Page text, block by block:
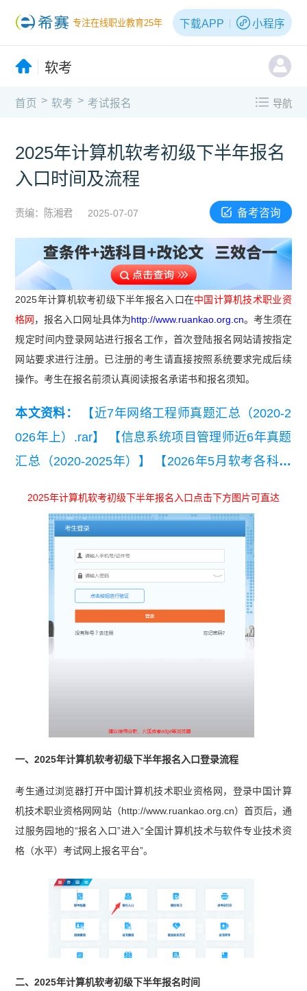
专注在线职业教育25年 下载APP 小程序
软考
首页 > 软考 > 考试报名 导航
2025年计算机软考初级下半年报名
入口时间及流程
责编：陈湘君 2025-07-07 备考咨询
2025年计算机软考初级下半年报名入口在中国计算机技术职业资
格网 ，报名入口网址具体为http://www.ruankao.org.cn。考生须在
规定时间内登录网站进行报名工作，首次登陆报名网站请按指定
网站要求进行注册。已注册的考生请直接按照系统要求完成后续
操作。考生在报名前须认真阅读报名承诺书和报名须知。
本文资料：
【近7年网络工程师真题汇总（2020-2
026年上）.rar】
【信息系统项目管理师近6年真题
汇总（2020-2025年）】
【2026年5月软考各科真
项论文真题(考生回忆版)】 【近6年系统集成项目
管理工程师真题汇总（2020-2025年）】
2025年计算机软考初级下半年报名入口点击下方图片可直达
一、2025年计算机软考初级下半年报名入口登录流程
考生通过浏览器打开中国计算机技术职业资格网，登录中国计算
机技术职业资格网网站（http://www.ruankao.org.cn）首页后，通
过服务园地的“报名入口”进入“全国计算机技术与软件专业技术资
格（水平）考试网上报名平台”。
二、2025年计算机软考初级下半年报名时间